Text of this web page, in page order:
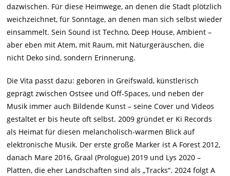
dazwischen. Für diese Heimwege, an denen die Stadt plötzlich
weichzeichnet, für Sonntage, an denen man sich selbst wieder
einsammelt. Sein Sound ist Techno, Deep House, Ambient –
aber eben mit Atem, mit Raum, mit Naturgeräuschen, die
nicht Deko sind, sondern Erinnerung.
Die Vita passt dazu: geboren in Greifswald, künstlerisch
geprägt zwischen Ostsee und Off-Spaces, und neben der
Musik immer auch Bildende Kunst – seine Cover und Videos
gestaltet er bis heute oft selbst. 2009 gründet er Ki Records
als Heimat für diesen melancholisch-warmen Blick auf
elektronische Musik. Der erste große Marker ist A Forest 2012,
danach Mare 2016, Graal (Prologue) 2019 und Lys 2020 –
Platten, die eher Landschaften sind als „Tracks“. 2024 folgt A